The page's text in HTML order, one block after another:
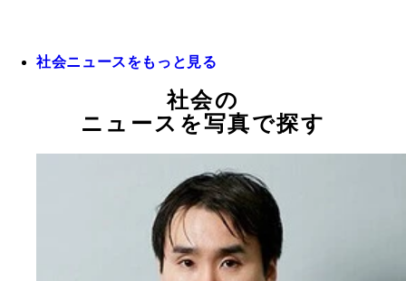
社会ニュースをもっと見る
社会の
ニュースを写真で探す